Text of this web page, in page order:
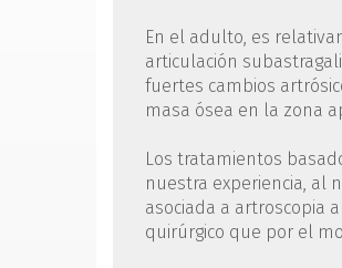
En el adulto, es
articulación
fuertes cambios
masa ósea en la zona
Los tratamientos
nuestra experiencia, al
asociada a artroscopia
quirúrgico que por el